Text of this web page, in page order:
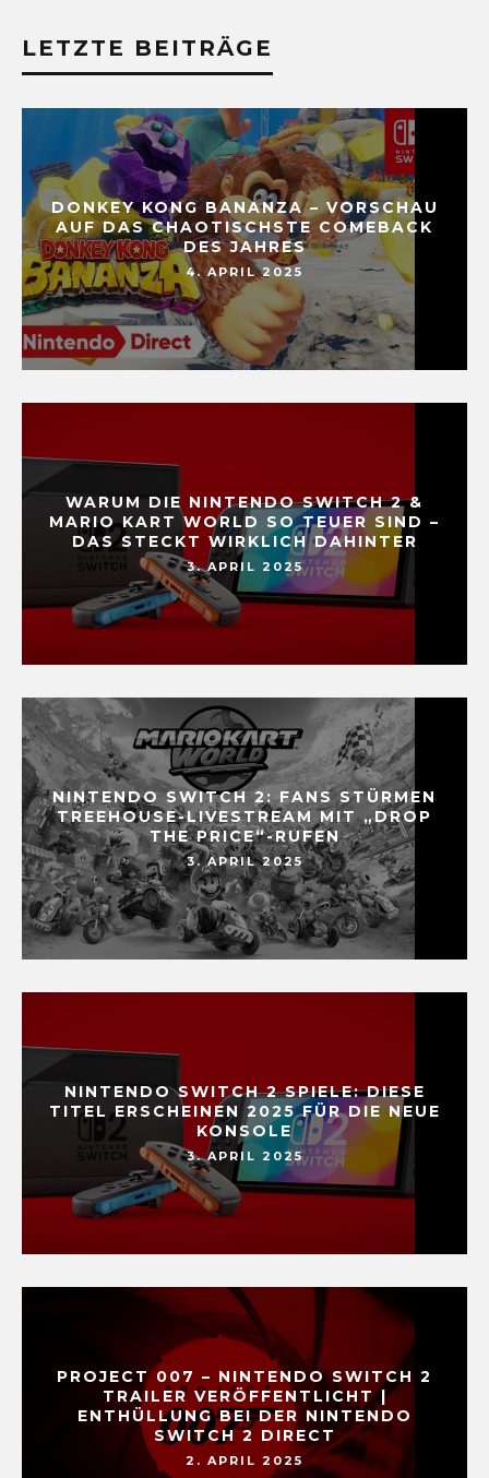
LETZTE BEITRÄGE
DONKEY KONG BANANZA – VORSCHAU
AUF DAS CHAOTISCHSTE COMEBACK
DES JAHRES
4. APRIL 2025
WARUM DIE NINTENDO SWITCH 2 &
MARIO KART WORLD SO TEUER SIND –
DAS STECKT WIRKLICH DAHINTER
3. APRIL 2025
NINTENDO SWITCH 2: FANS STÜRMEN
TREEHOUSE-LIVESTREAM MIT „DROP
THE PRICE“-RUFEN
3. APRIL 2025
NINTENDO SWITCH 2 SPIELE: DIESE
TITEL ERSCHEINEN 2025 FÜR DIE NEUE
KONSOLE
3. APRIL 2025
PROJECT 007 – NINTENDO SWITCH 2
TRAILER VERÖFFENTLICHT |
ENTHÜLLUNG BEI DER NINTENDO
SWITCH 2 DIRECT
2. APRIL 2025